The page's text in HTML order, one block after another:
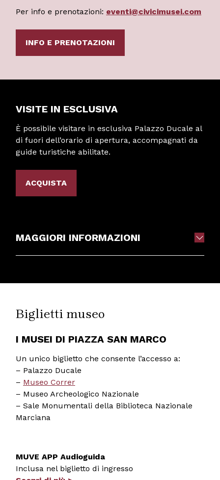
Per info e prenotazioni: eventi@civicimusei.com
INFO E PRENOTAZIONI
VISITE IN ESCLUSIVA
È possibile visitare in esclusiva Palazzo Ducale al
di fuori dell’orario di apertura, accompagnati da
guide turistiche abilitate.
ACQUISTA
MAGGIORI INFORMAZIONI
Biglietti museo
I MUSEI DI PIAZZA SAN MARCO
Un unico biglietto che consente l’accesso a:
– Palazzo Ducale
– Museo Correr
– Museo Archeologico Nazionale
– Sale Monumentali della Biblioteca Nazionale
Marciana
MUVE APP Audioguida
Inclusa nel biglietto di ingresso